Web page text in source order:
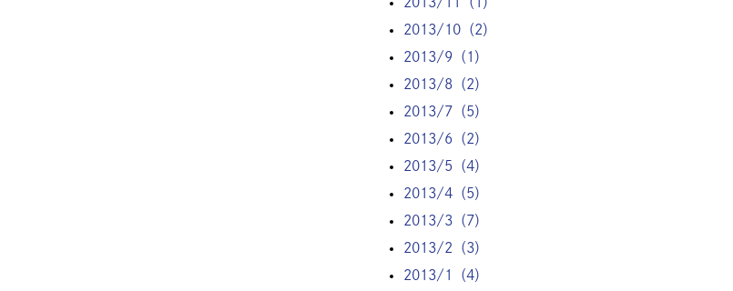
2013/10（2）
2013/9（1）
2013/8（2）
2013/7（5）
2013/6（2）
2013/5（4）
2013/4（5）
2013/3（7）
2013/2（3）
2013/1（4）